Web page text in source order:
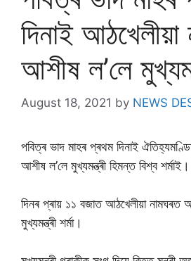
দিনাই আঠখেলীয়া
আশীষ ল’লে
August 18, 2021 by NEWS
পবিত্ৰ ভাদ মাহৰ প্ৰথম দিনাই
আশীষ ল’লে মুখ্যমন্ত্ৰী হিমন্ত বিশ্ব শৰ্মাই।
দিনৰ প্ৰায় ১১ বজাত আঠখেলীয়া
মুখ্যমন্ত্ৰী শৰ্মা।